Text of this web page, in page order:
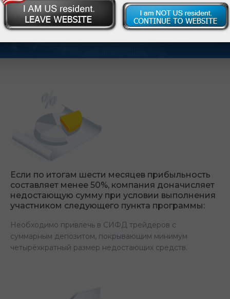
Постоянный рост доходов
Если по итогам шести месяцев прибыльность
составляет менее 50%, компания доначисляет
недостающую сумму при условии выполнения
участником следующего пункта программы:
Необходимо привлечь в СИФД трейдеров с
суммарным депозитом, покрывающим минимум
четырёхкратный размер недостающих средств.